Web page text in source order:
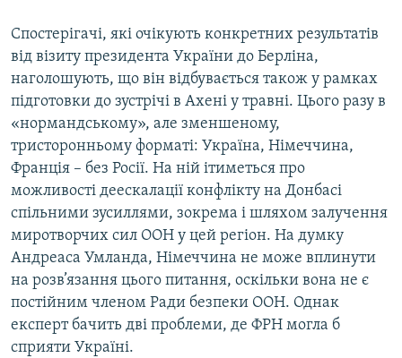
Спостерігачі, які очікують конкретних результатів
від візиту президента України до Берліна,
наголошують, що він відбувається також у рамках
підготовки до зустрічі в Ахені у травні. Цього разу в
«нормандському», але зменшеному,
тристоронньому форматі: Україна, Німеччина,
Франція – без Росії. На ній ітиметься про
можливості деескалації конфлікту на Донбасі
спільними зусиллями, зокрема і шляхом залучення
миротворчих сил ООН у цей регіон. На думку
Андреаса Умланда, Німеччина не може вплинути
на розв’язання цього питання, оскільки вона не є
постійним членом Ради безпеки ООН. Однак
експерт бачить дві проблеми, де ФРН могла б
сприяти Україні.